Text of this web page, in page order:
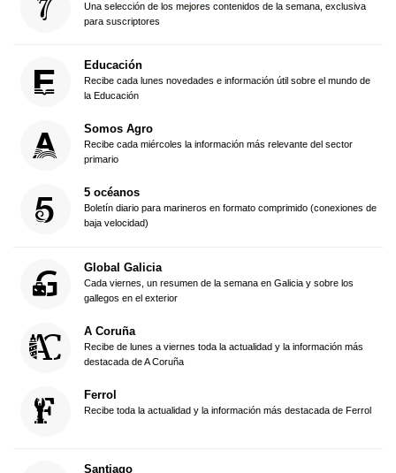
Una selección de los mejores contenidos de la semana, exclusiva
para suscriptores
Educación
Recibe cada lunes novedades e información útil sobre el mundo de
la Educación
Somos Agro
Recibe cada miércoles la información más relevante del sector
primario
5 océanos
Boletín diario para marineros en formato comprimido (conexiones de
baja velocidad)
Global Galicia
Cada viernes, un resumen de la semana en Galicia y sobre los
gallegos en el exterior
A Coruña
Recibe de lunes a viernes toda la actualidad y la información más
destacada de A Coruña
Ferrol
Recibe toda la actualidad y la información más destacada de Ferrol
Santiago